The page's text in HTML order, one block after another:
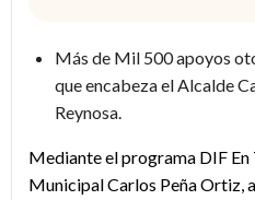
Más de Mil 500 apoyos
que encabeza el Alcalde
Reynosa.
Mediante el programa DIF En
Municipal Carlos Peña Ortiz,